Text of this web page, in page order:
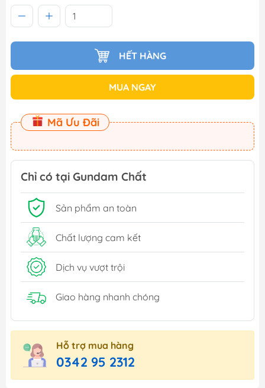
HẾT HÀNG
MUA NGAY
Mã Ưu Đãi
Chỉ có tại Gundam Chất
Sản phẩm an toàn
Chất lượng cam kết
Dịch vụ vượt trội
Giao hàng nhanh chóng
Hỗ trợ mua hàng
0342 95 2312